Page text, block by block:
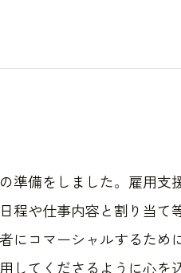
準備をしました。雇用支
程や仕事内容と割り当て
にコマーシャルするため
してくださるように心を